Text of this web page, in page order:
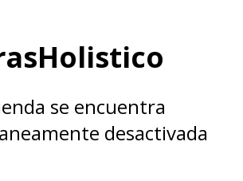
se encuentra
desactivada